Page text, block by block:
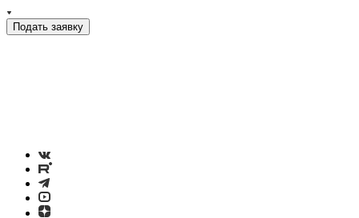
Подать заявку